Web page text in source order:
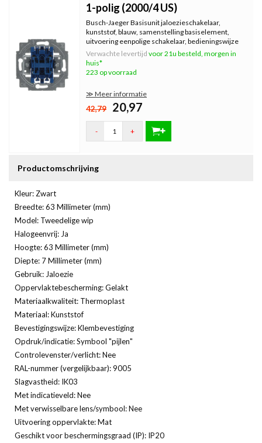
1-polig (2000/4 US)
Busch-Jaeger Basisunit jaloezieschakelaar,
kunststof, blauw, samenstelling basiselement,
uitvoering eenpolige schakelaar, bedieningswijze
wip, elektrische...
Verwachte levertijd voor 21u besteld, morgen in
huis*
223 op voorraad
≫ Meer informatie
42,79 20,97
- +
Productomschrijving
Kleur: Zwart
Breedte: 63 Millimeter (mm)
Model: Tweedelige wip
Halogeenvrij: Ja
Hoogte: 63 Millimeter (mm)
Diepte: 7 Millimeter (mm)
Gebruik: Jaloezie
Oppervlaktebescherming: Gelakt
Materiaalkwaliteit: Thermoplast
Materiaal: Kunststof
Bevestigingswijze: Klembevestiging
Opdruk/indicatie: Symbool "pijlen"
Controlevenster/verlicht: Nee
RAL-nummer (vergelijkbaar): 9005
Slagvastheid: IK03
Met indicatieveld: Nee
Met verwisselbare lens/symbool: Nee
Uitvoering oppervlakte: Mat
Geschikt voor beschermingsgraad (IP): IP20